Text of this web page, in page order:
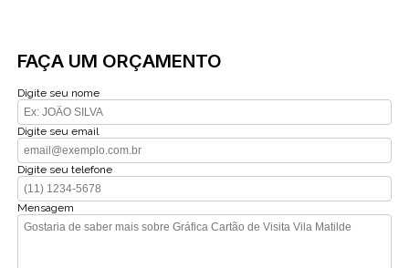
FAÇA UM ORÇAMENTO
Digite seu nome
Digite seu email
Digite seu telefone
Mensagem